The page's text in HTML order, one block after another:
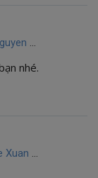
Nguyen Anh Tien
nhé.
Le Xuan Duy